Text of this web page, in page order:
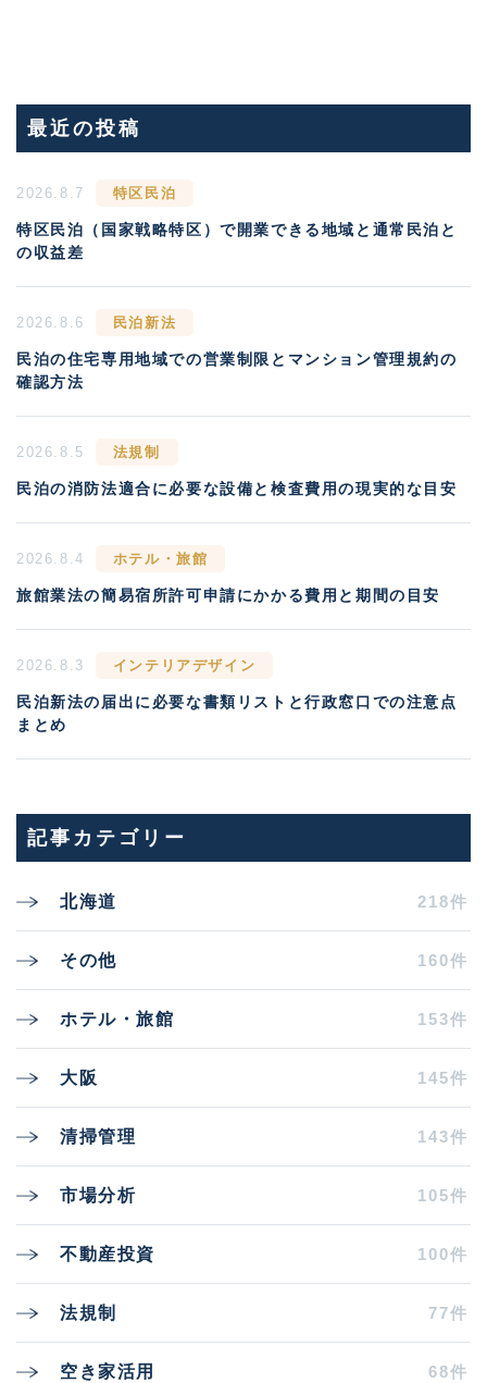
最近の投稿
2026.8.7 特区民泊
特区民泊（国家戦略特区）で開業できる地域と通常民泊と
の収益差
2026.8.6 民泊新法
民泊の住宅専用地域での営業制限とマンション管理規約の
確認方法
2026.8.5 法規制
民泊の消防法適合に必要な設備と検査費用の現実的な目安
2026.8.4 ホテル・旅館
旅館業法の簡易宿所許可申請にかかる費用と期間の目安
2026.8.3 インテリアデザイン
民泊新法の届出に必要な書類リストと行政窓口での注意点
まとめ
記事カテゴリー
北海道 218件
その他 160件
ホテル・旅館 153件
大阪 145件
清掃管理 143件
市場分析 105件
不動産投資 100件
法規制 77件
空き家活用 68件